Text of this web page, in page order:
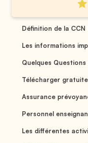
Définition de la
Les informations
Quelques
Télécharger
Assurance
Personnel
Les différentes